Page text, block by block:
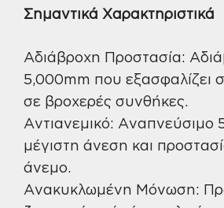
Σημαντικά Χαρακτηριστικά
Αδιάβροχη Προστασία:
5,000mm που εξασφαλίζει
σε βροχερές συνθήκες.
Αντιανεμικό: Αναπνεύσιμο
μέγιστη άνεση και
άνεμο.
Ανακυκλωμένη Μόνωση: